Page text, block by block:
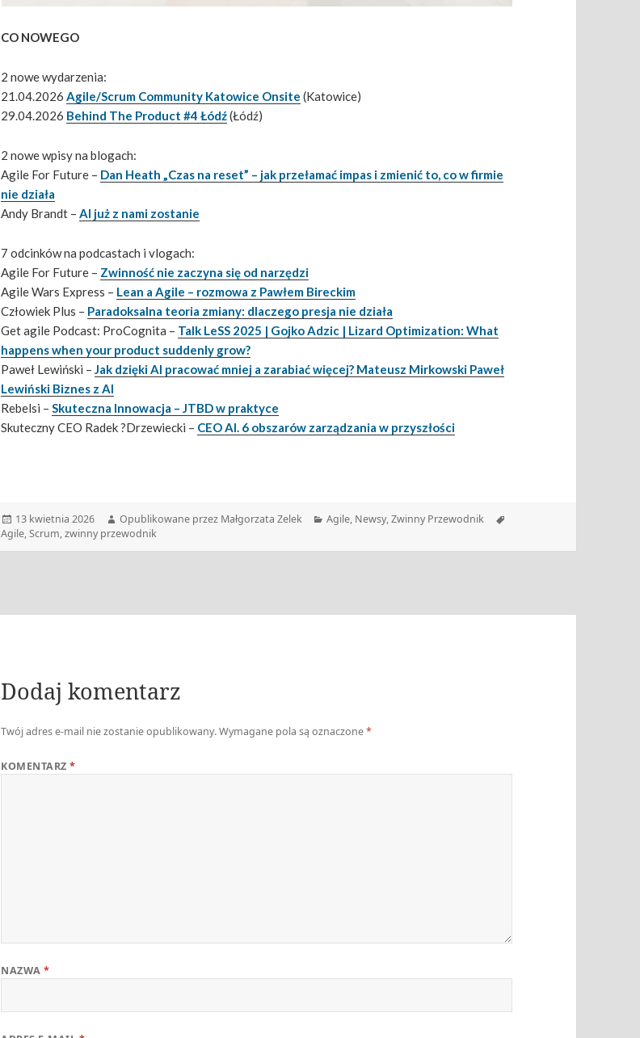
CO NOWEGO
2 nowe wydarzenia:
21.04.2026Agile/Scrum Community Katowice Onsite (Katowice)
29.04.2026 Behind The Product #4 Łódź(Łódź)
2 nowe wpisy na blogach:
Agile For Future – Dan Heath „Czas na reset” – jak przełamać impas i zmienić to, co w firmie
nie działa
Andy Brandt –AI już z nami zostanie
7 odcinków na podcastach i vlogach:
Agile For Future – Zwinność nie zaczyna się od narzędzi
Agile Wars Express – Lean a Agile – rozmowa z Pawłem Bireckim
Człowiek Plus – Paradoksalna teoria zmiany: dlaczego presja nie działa
Get agile Podcast: ProCognita – Talk LeSS 2025 | Gojko Adzic | Lizard Optimization: What
happens when your product suddenly grow?
Paweł Lewiński –Jak dzięki AI pracować mniej a zarabiać więcej? Mateusz Mirkowski Paweł
Lewiński Biznes z AI
Rebelsi –Skuteczna Innowacja – JTBD w praktyce
Skuteczny CEO Radek ?Drzewiecki – CEO AI. 6 obszarów zarządzania w przyszłości
Data
publikacji
13 kwietnia 2026 Autor
Opublikowane przez Małgorzata Zelek Kategorie
Agile, Newsy,Zwinny Przewodnik
Agile,Scrum,zwinny przewodnik
Dodaj komentarz
Twój adres e-mail nie zostanie opublikowany.Wymagane pola są oznaczone*
KOMENTARZ*
NAZWA*